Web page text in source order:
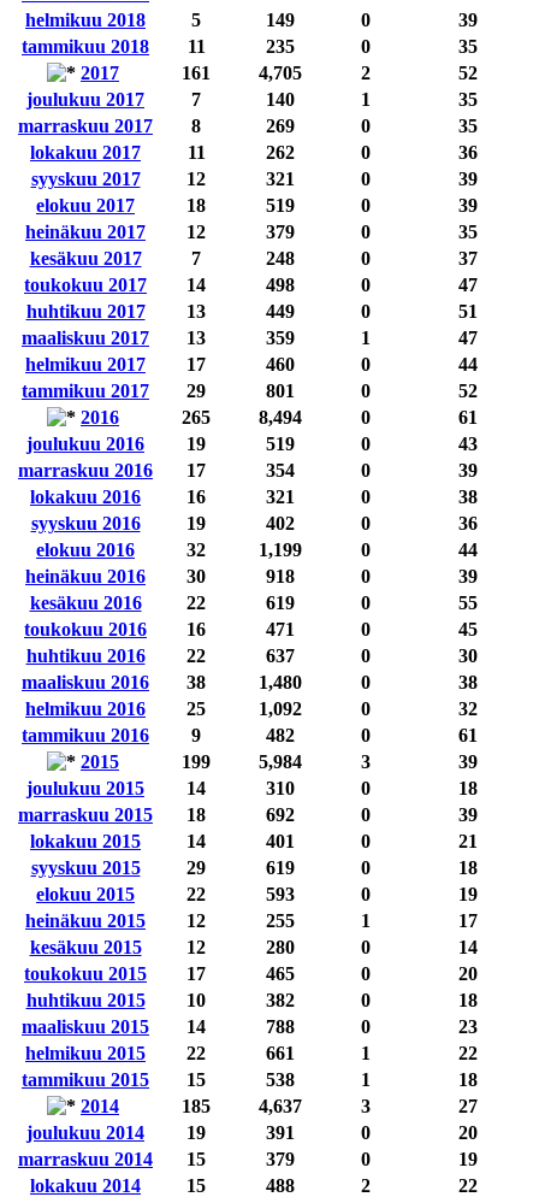
helmikuu 2018
5 149 0
39
tammikuu 2018
11 235 0
35
2017
161 4,705 2
52
joulukuu 2017
7 140 1
35
marraskuu 2017
8 269 0
35
lokakuu 2017
11 262 0
36
syyskuu 2017
12 321 0
39
elokuu 2017
18 519 0
39
heinäkuu 2017
12 379 0
35
kesäkuu 2017
7 248 0
37
toukokuu 2017
14 498 0
47
huhtikuu 2017
13 449 0
51
maaliskuu 2017
13 359 1
47
helmikuu 2017
17 460 0
44
tammikuu 2017
29 801 0
52
2016
265 8,494 0
61
joulukuu 2016
19 519 0
43
marraskuu 2016
17 354 0
39
lokakuu 2016
16 321 0
38
syyskuu 2016
19 402 0
36
elokuu 2016
32 1,199 0
44
heinäkuu 2016
30 918 0
39
kesäkuu 2016
22 619 0
55
toukokuu 2016
16 471 0
45
huhtikuu 2016
22 637 0
30
maaliskuu 2016
38 1,480 0
38
helmikuu 2016
25 1,092 0
32
tammikuu 2016
9 482 0
61
2015
199 5,984 3
39
joulukuu 2015
14 310 0
18
marraskuu 2015
18 692 0
39
lokakuu 2015
14 401 0
21
syyskuu 2015
29 619 0
18
elokuu 2015
22 593 0
19
heinäkuu 2015
12 255 1
17
kesäkuu 2015
12 280 0
14
toukokuu 2015
17 465 0
20
huhtikuu 2015
10 382 0
18
maaliskuu 2015
14 788 0
23
helmikuu 2015
22 661 1
22
tammikuu 2015
15 538 1
18
2014
185 4,637 3
27
joulukuu 2014
19 391 0
20
marraskuu 2014
15 379 0
19
lokakuu 2014
15 488 2
22